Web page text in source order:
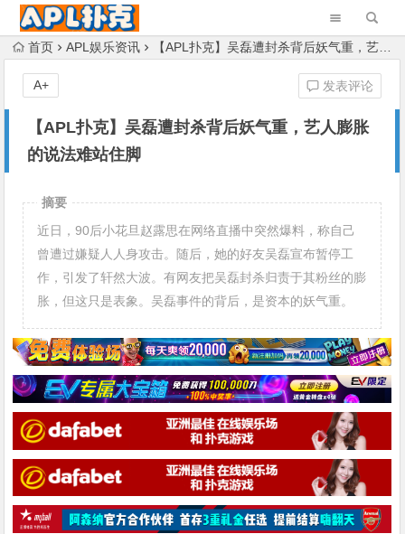
首页 APL娱乐资讯 【APL扑克】吴磊遭封杀背后妖气重，艺人膨胀的说法难站住脚
【APL扑克】吴磊遭封杀背后妖气重，艺人膨胀
的说法难站住脚
发表评论
A+
摘要
近日，90后小花旦赵露思在网络直播中突然爆料，称自己
曾遭过嫌疑人人身攻击。随后，她的好友吴磊宣布暂停工
作，引发了轩然大波。有网友把吴磊封杀归责于其粉丝的膨
胀，但这只是表象。吴磊事件的背后，是资本的妖气重。